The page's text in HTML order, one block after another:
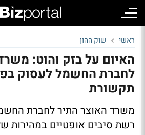
ראשי שוק ההון
האיום על בזק והוט:
לחברת החשמל לעסוק
תקשורת
משרד האוצר התיר לחברת